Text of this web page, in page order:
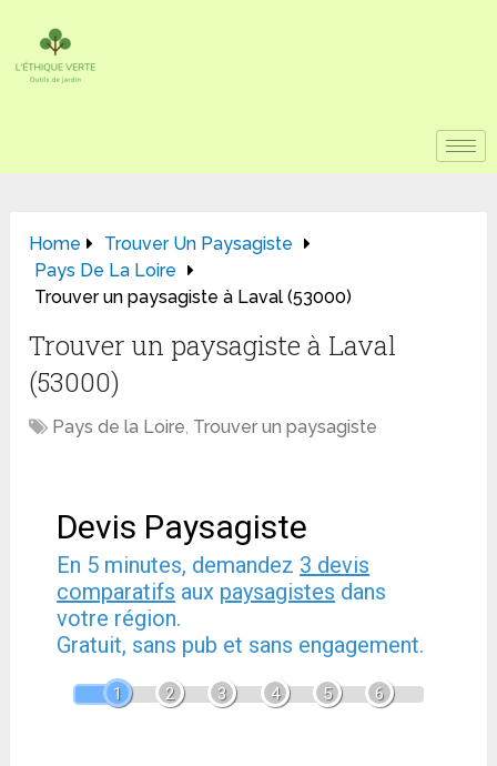
Home
Trouver Un Paysagiste
Pays De La Loire
Trouver un paysagiste à Laval (53000)
Trouver un paysagiste à Laval
(53000)
Pays de la Loire, Trouver un paysagiste
Devis Paysagiste
En 5 minutes, demandez 3 devis
comparatifs aux paysagistes dans
votre région.
Gratuit, sans pub et sans engagement.
1 2 3 4 5 6